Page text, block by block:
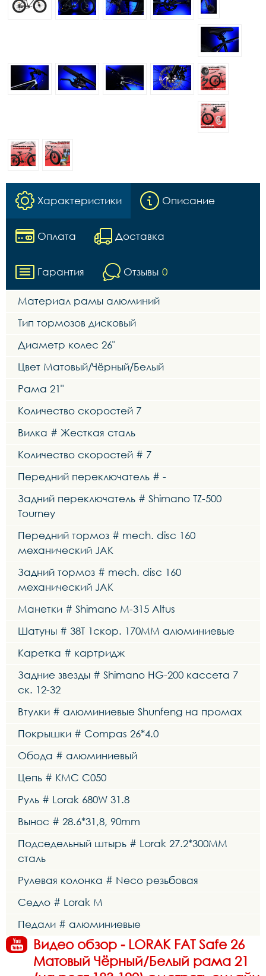
Характеристики Описание
Оплата Доставка
Гарантия Отзывы 0
Материал рамы алюминий
Тип тормозов дисковый
Диаметр колес 26"
Цвет Матовый/Чёрный/Белый
Рама 21"
Количество скоростей 7
Вилка # Жесткая сталь
Количество скоростей # 7
Передний переключатель # -
Задний переключатель # Shimano TZ-500
Tourney
Передний тормоз # mech. disc 160
механический JAK
Задний тормоз # mech. disc 160
механический JAK
Манетки # Shimano M-315 Altus
Шатуны # 38T 1скор. 170MM алюминиевые
Каретка # картридж
Задние звезды # Shimano HG-200 кассета 7
ск. 12-32
Втулки # алюминиевые Shunfeng на промах
Покрышки # Compas 26*4.0
Обода # алюминиевый
Цепь # KMC C050
Руль # Lorak 680W 31.8
Вынос # 28.6*31,8, 90mm
Подседельный штырь # Lorak 27.2*300MM
сталь
Рулевая колонка # Neco резьбовая
Седло # Lorak M
Педали # алюминиевые
Видео обзор - LORAK FAT Safe 26
Матовый Чёрный/Белый рама 21